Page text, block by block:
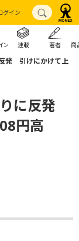
グイン
ン 連載 著者 商
反発 引けにかけて上
りに反発
円高